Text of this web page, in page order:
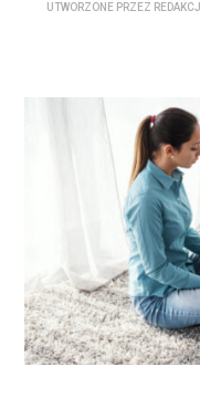
UTWORZONE PRZEZ